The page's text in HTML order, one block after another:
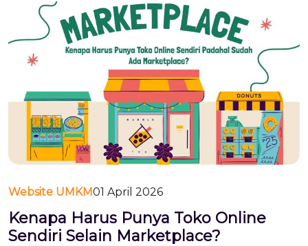
Website UMKM01 April 2026
Kenapa Harus Punya Toko Online
Sendiri Selain Marketplace?